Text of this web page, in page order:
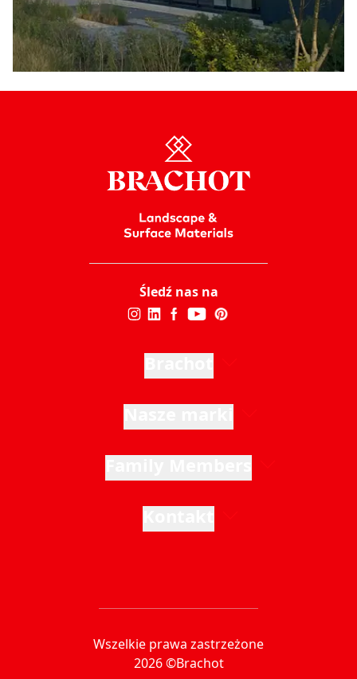
Śledź nas na
Wszelkie prawa zastrzeżone
2026 ©Brachot